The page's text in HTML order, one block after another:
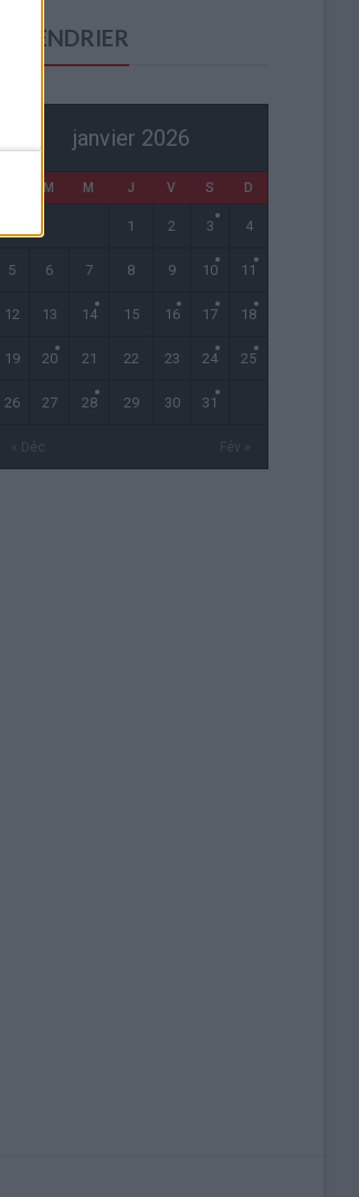
CALENDRIER
janvier 2026
M M J V S D
« Déc Fév »
1 2 3 4
5 6 7 8 9 10 11
12 13 14 15 16 17 18
19 20 21 22 23 24 25
26 27 28 29 30 31